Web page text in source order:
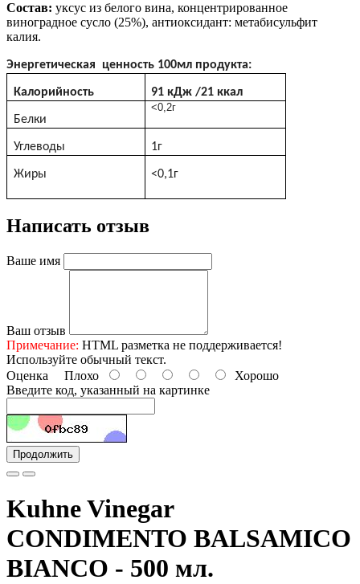
Состав: уксус из белого вина, концентрированное
виноградное сусло (25%), антиоксидант: метабисульфит
калия.
Энергетическая ценность 100мл продукта:
Калорийность 91 кДж /21 ккал
Белки
<0,2г
Углеводы 1г
Жиры <0,1г
Написать отзыв
Ваше имя
Ваш отзыв
Примечание: HTML разметка не поддерживается!
Используйте обычный текст.
Оценка Плохо
Хорошо
Введите код, указанный на картинке
Продолжить
Kuhne Vinegar
CONDIMENTO BALSAMICO
BIANCO - 500 мл.